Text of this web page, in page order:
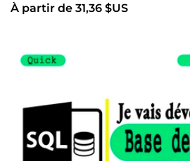
À partir de 31,36 $US